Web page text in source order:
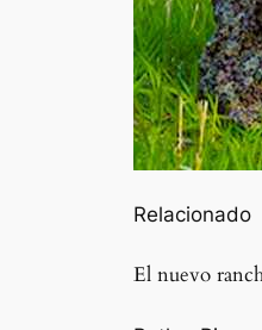
Relacionado
El nuevo